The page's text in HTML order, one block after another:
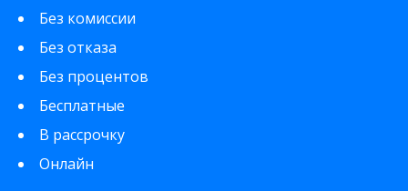
Без комиссии
Без отказа
Без процентов
Бесплатные
В рассрочку
Онлайн